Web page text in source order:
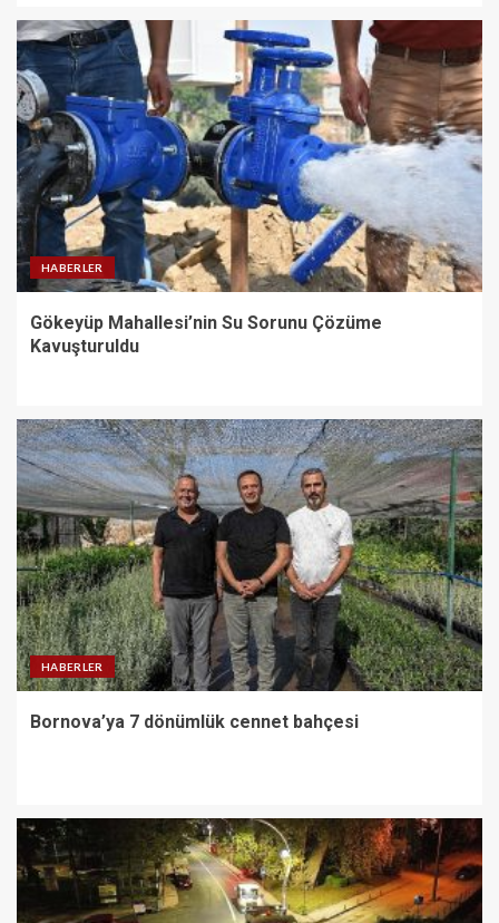
HABERLER
Gökeyüp Mahallesi’nin Su Sorunu Çözüme
Kavuşturuldu
HABERLER
Bornova’ya 7 dönümlük cennet bahçesi